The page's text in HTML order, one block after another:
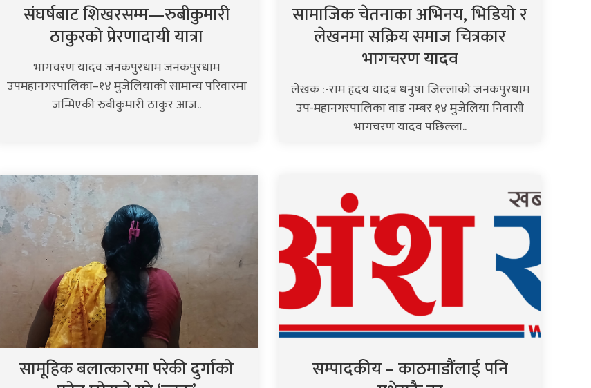
संघर्षबाट शिखरसम्म—रुबीकुमारी
ठाकुरको प्रेरणादायी यात्रा
भागचरण यादव जनकपुरधाम जनकपुरधाम
उपमहानगरपालिका–१४ मुजेलियाको सामान्य परिवारमा
जन्मिएकी रुबीकुमारी ठाकुर आज..
सामाजिक चेतनाका अभिनय, भिडियो र
लेखनमा सक्रिय समाज चित्रकार
भागचरण यादव
लेखक :-राम हृदय यादब धनुषा जिल्लाको जनकपुरधाम
उप-महानगरपालिका वाड नम्बर १४ मुजेलिया निवासी
भागचरण यादव पछिल्ला..
सामूहिक बलात्कारमा परेकी दुर्गाको सम्पादकीय – काठमाडौंलाई पनि